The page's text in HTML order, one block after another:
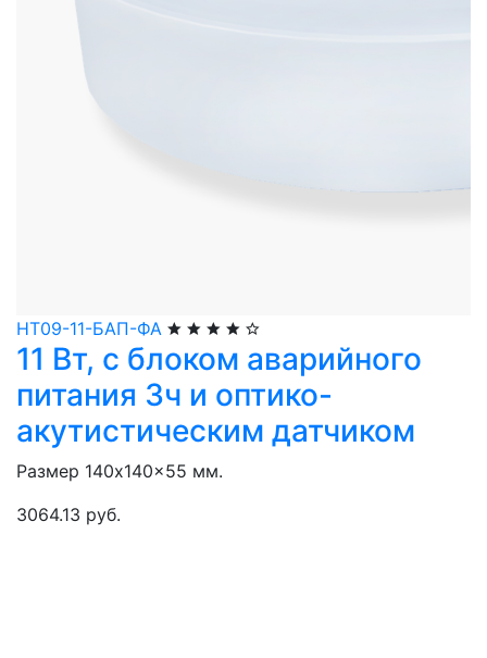
НТ09-11-БАП-ФА
11 Вт, с блоком аварийного
питания 3ч и оптико-
акутистическим датчиком
Размер 140x140x55 мм.
3064.13 руб.